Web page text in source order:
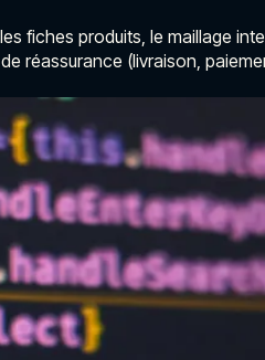
fiches produits, le maillage
réassurance (livraison,